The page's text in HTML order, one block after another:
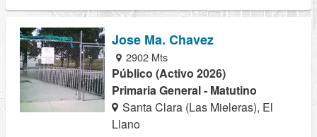
Jose Ma. Chavez
2902 Mts
Público (Activo 2026)
Primaria General - Matutino
Santa Clara (Las Mieleras), El
Llano